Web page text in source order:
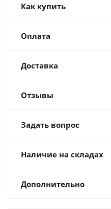
Как купить
Оплата
Доставка
Отзывы
Задать вопрос
Наличие на складах
Дополнительно